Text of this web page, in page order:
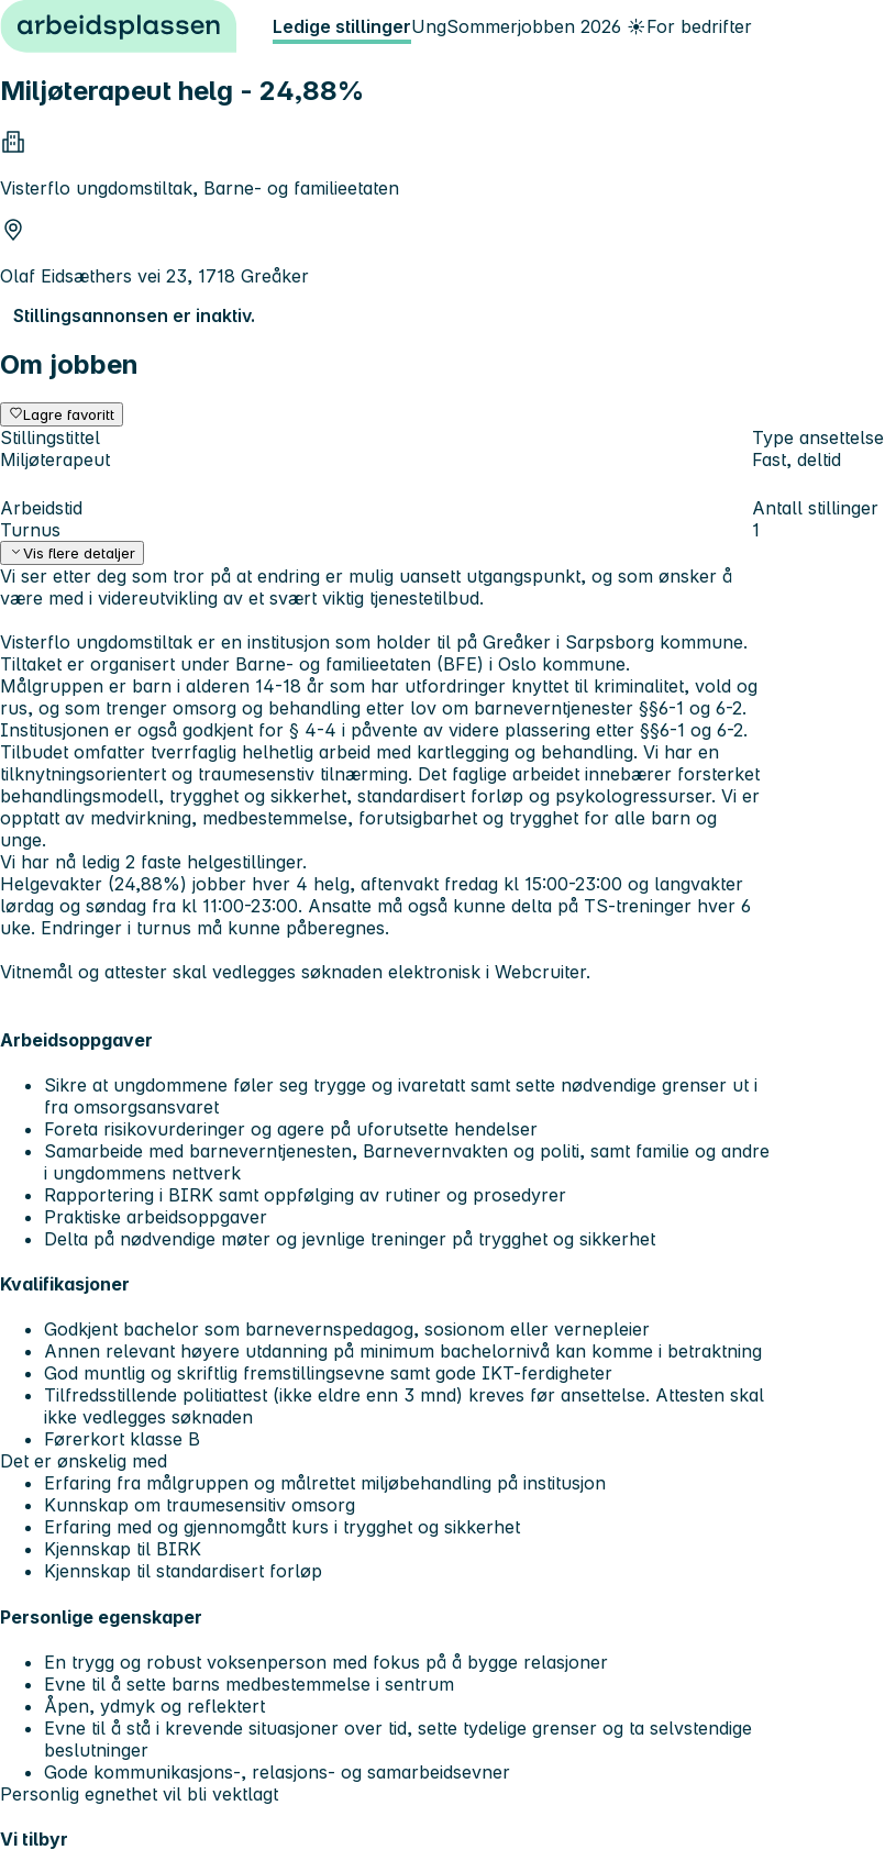
Hopp til innhold Ledige stillingerUngSommerjobben 2026 ☀️For bedrifter
Miljøterapeut helg - 24,88%
Visterflo ungdomstiltak, Barne- og familieetaten
Olaf Eidsæthers vei 23, 1718 Greåker
Stillingsannonsen er inaktiv.
Om jobben
Lagre favoritt
Stillingstittel
Miljøterapeut
Type ansettelse
Fast, deltid
Arbeidstid
Turnus
Antall stillinger
1
Vis flere detaljer
Vi ser etter deg som tror på at endring er mulig uansett utgangspunkt, og som ønsker å
være med i videreutvikling av et svært viktig tjenestetilbud.
Visterflo ungdomstiltak er en institusjon som holder til på Greåker i Sarpsborg kommune.
Tiltaket er organisert under Barne- og familieetaten (BFE) i Oslo kommune.
Målgruppen er barn i alderen 14-18 år som har utfordringer knyttet til kriminalitet, vold og
rus, og som trenger omsorg og behandling etter lov om barneverntjenester §§6-1 og 6-2.
Institusjonen er også godkjent for § 4-4 i påvente av videre plassering etter §§6-1 og 6-2.
Tilbudet omfatter tverrfaglig helhetlig arbeid med kartlegging og behandling. Vi har en
tilknytningsorientert og traumesenstiv tilnærming. Det faglige arbeidet innebærer forsterket
behandlingsmodell, trygghet og sikkerhet, standardisert forløp og psykologressurser. Vi er
opptatt av medvirkning, medbestemmelse, forutsigbarhet og trygghet for alle barn og
unge.
Vi har nå ledig 2 faste helgestillinger.
Helgevakter (24,88%) jobber hver 4 helg, aftenvakt fredag kl 15:00-23:00 og langvakter
lørdag og søndag fra kl 11:00-23:00. Ansatte må også kunne delta på TS-treninger hver 6
uke. Endringer i turnus må kunne påberegnes.
Vitnemål og attester skal vedlegges søknaden elektronisk i Webcruiter.
Arbeidsoppgaver
Sikre at ungdommene føler seg trygge og ivaretatt samt sette nødvendige grenser ut i
fra omsorgsansvaret
Foreta risikovurderinger og agere på uforutsette hendelser
Samarbeide med barneverntjenesten, Barnevernvakten og politi, samt familie og andre
i ungdommens nettverk
Rapportering i BIRK samt oppfølging av rutiner og prosedyrer
Praktiske arbeidsoppgaver
Delta på nødvendige møter og jevnlige treninger på trygghet og sikkerhet
Kvalifikasjoner
Godkjent bachelor som barnevernspedagog, sosionom eller vernepleier
Annen relevant høyere utdanning på minimum bachelornivå kan komme i betraktning
God muntlig og skriftlig fremstillingsevne samt gode IKT-ferdigheter
Tilfredsstillende politiattest (ikke eldre enn 3 mnd) kreves før ansettelse. Attesten skal
ikke vedlegges søknaden
Førerkort klasse B
Det er ønskelig med
Erfaring fra målgruppen og målrettet miljøbehandling på institusjon
Kunnskap om traumesensitiv omsorg
Erfaring med og gjennomgått kurs i trygghet og sikkerhet
Kjennskap til BIRK
Kjennskap til standardisert forløp
Personlige egenskaper
En trygg og robust voksenperson med fokus på å bygge relasjoner
Evne til å sette barns medbestemmelse i sentrum
Åpen, ydmyk og reflektert
Evne til å stå i krevende situasjoner over tid, sette tydelige grenser og ta selvstendige
beslutninger
Gode kommunikasjons-, relasjons- og samarbeidsevner
Personlig egnethet vil bli vektlagt
Vi tilbyr